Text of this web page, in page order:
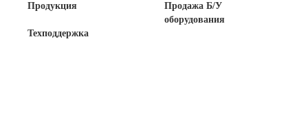
Продукция
Техподдержка
Продажа Б/У
оборудования